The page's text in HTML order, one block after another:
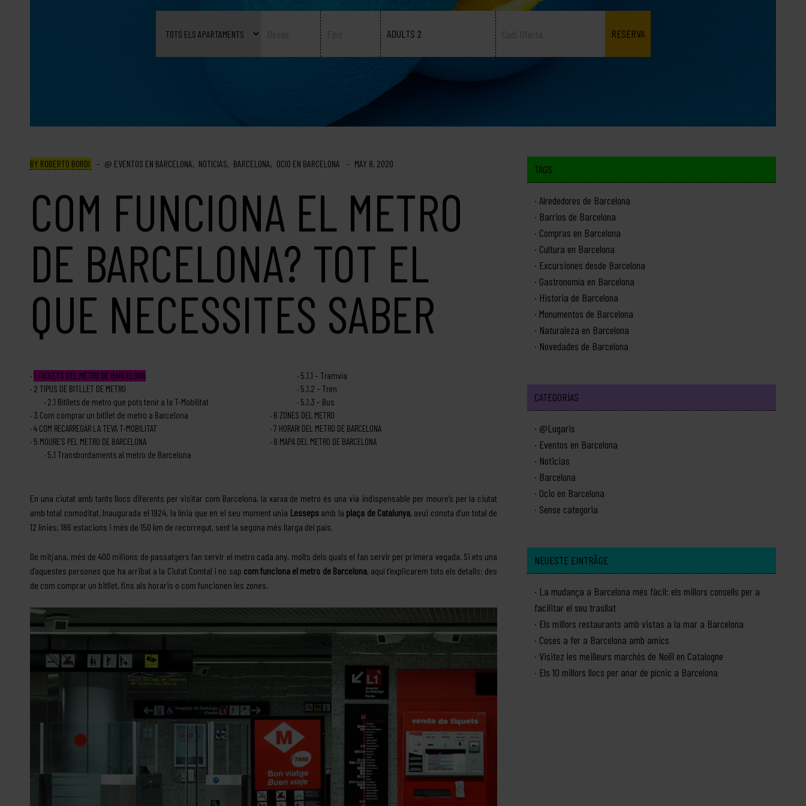
ADULTS 2
BY ROBERTO BORDI EVENTOS EN BARCELONA NOTICIAS BARCELONA OCIO EN BARCELONA MAY 8, 2020
COM FUNCIONA EL METRO
DE BARCELONA? TOT EL
QUE NECESSITES SABER
1 TICKETS DEL METRO DE BARCELONA
2 TIPUS DE BITLLET DE METRO
2.1 Bitllets de metro que pots tenir a la T-Mobilitat
3 Com comprar un bitllet de metro a Barcelona
4 COM RECARREGAR LA TEVA T-MOBILITAT
5 MOURE’S PEL METRO DE BARCELONA
5.1 Transbordaments al metro de Barcelona
5.1.1 – Tramvia
5.1.2 – Tren
5.1.3 – Bus
6 ZONES DEL METRO
7 HORARI DEL METRO DE BARCELONA
8 MAPA DEL METRO DE BARCELONA
En una ciutat amb tants llocs diferents per visitar com Barcelona, la xarxa de metro és una via indispensable per moure’s per la ciutat
amb total comoditat. Inaugurada el 1924, la línia que en el seu moment unia Lessepsamb la plaça de Catalunya, avui consta d’un total de
12 línies, 186 estacions i més de 150 km de recorregut, sent la segona més llarga del país.
De mitjana, més de 400 milions de passatgers fan servir el metro cada any, molts dels quals el fan servir per primera vegada. Si ets una
d’aquestes persones que ha arribat a la Ciutat Comtal i no sap com funciona el metro de Barcelona, aquí t’explicarem tots els detalls: des
de com comprar un bitllet, fins als horaris o com funcionen les zones.
TAGS
Alrededores de Barcelona
Barrios de Barcelona
Compras en Barcelona
Cultura en Barcelona
Excursiones desde Barcelona
Gastronomía en Barcelona
Historia de Barcelona
Monumentos de Barcelona
Naturaleza en Barcelona
Novedades de Barcelona
CATEGORÍAS
@Lugaris
Eventos en Barcelona
Noticias
Barcelona
Ocio en Barcelona
Sense categoria
NEUESTE EINTRÄGE
La mudança a Barcelona més fàcil: els millors consells per a
facilitar el seu trasllat
Els millors restaurants amb vistas a la mar a Barcelona
Coses a fer a Barcelona amb amics
Visitez les meilleurs marchés de Noël en Catalogne
Els 10 millors llocs per anar de pícnic a Barcelona